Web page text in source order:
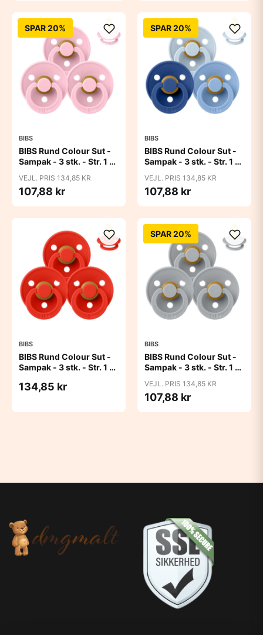
SPAR 20%
BIBS
BIBS Rund Colour Sut -
Sampak - 3 stk. - Str. 1 -
VEJL. PRIS 134,85 KR
107,88 kr
SPAR 20%
BIBS
BIBS Rund Colour Sut -
Sampak - 3 stk. - Str. 1 -
VEJL. PRIS 134,85 KR
107,88 kr
BIBS
BIBS Rund Colour Sut -
Sampak - 3 stk. - Str. 1 -
134,85 kr
SPAR 20%
BIBS
BIBS Rund Colour Sut -
Sampak - 3 stk. - Str. 1 -
VEJL. PRIS 134,85 KR
107,88 kr